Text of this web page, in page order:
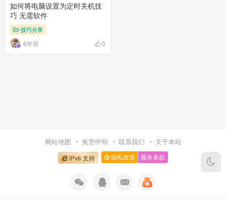
如何将电脑设置为定时关机技
巧 无需软件
技巧分享
6年前 0
网站地图 免责申明 联系我们 关于本站
IPv6 支持 隐私政策 服务条款